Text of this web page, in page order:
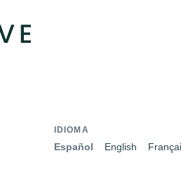
IDIOMA
Español English